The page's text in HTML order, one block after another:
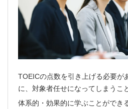
TOEICの点数を引き上げる必要が
に、対象者任せになってしまうこ
体系的・効果的に学ぶことができ